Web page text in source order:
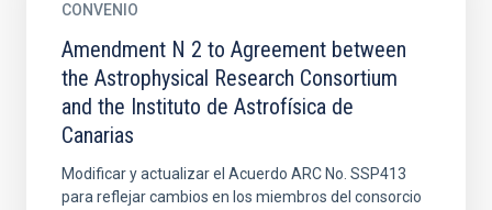
CONVENIO
Amendment N 2 to Agreement between
the Astrophysical Research Consortium
and the Instituto de Astrofísica de
Canarias
Modificar y actualizar el Acuerdo ARC No. SSP413
para reflejar cambios en los miembros del consorcio